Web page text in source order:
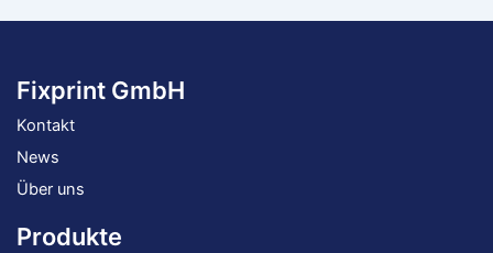
Fixprint GmbH
Kontakt
News
Über uns
Produkte